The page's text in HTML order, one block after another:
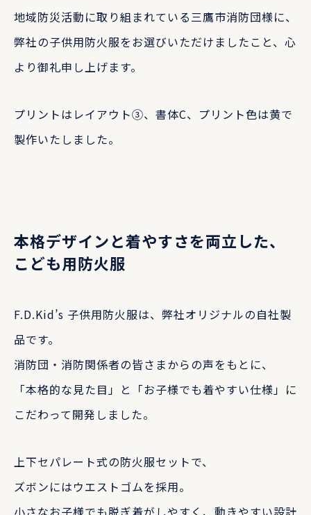
地域防災活動に取り組まれている三鷹市消防団様に、
弊社の子供用防火服をお選びいただけましたこと、心
より御礼申し上げます。
プリントはレイアウト③、書体C、プリント色は黄で
製作いたしました。
本格デザインと着やすさを両立した、
こども用防火服
F.D.Kid’s 子供用防火服は、弊社オリジナルの自社製
品です。
消防団・消防関係者の皆さまからの声をもとに、
「本格的な見た目」と「お子様でも着やすい仕様」に
こだわって開発しました。
上下セパレート式の防火服セットで、
ズボンにはウエストゴムを採用。
小さなお子様でも脱ぎ着がしやすく、動きやすい設計